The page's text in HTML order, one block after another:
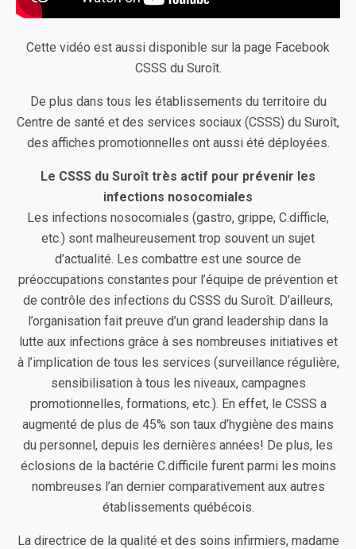
Cette vidéo est aussi disponible sur la page Facebook
CSSS du Suroît.
De plus dans tous les établissements du territoire du
Centre de santé et des services sociaux (CSSS) du Suroît,
des affiches promotionnelles ont aussi été déployées.
Le CSSS du Suroît très actif pour prévenir les
infections nosocomiales
Les infections nosocomiales (gastro, grippe, C.difficle,
etc.) sont malheureusement trop souvent un sujet
d’actualité. Les combattre est une source de
préoccupations constantes pour l’équipe de prévention et
de contrôle des infections du CSSS du Suroît. D’ailleurs,
l’organisation fait preuve d’un grand leadership dans la
lutte aux infections grâce à ses nombreuses initiatives et
à l’implication de tous les services (surveillance régulière,
sensibilisation à tous les niveaux, campagnes
promotionnelles, formations, etc.). En effet, le CSSS a
augmenté de plus de 45% son taux d’hygiène des mains
du personnel, depuis les dernières années! De plus, les
éclosions de la bactérie C.difficile furent parmi les moins
nombreuses l’an dernier comparativement aux autres
établissements québécois.
La directrice de la qualité et des soins infirmiers, madame